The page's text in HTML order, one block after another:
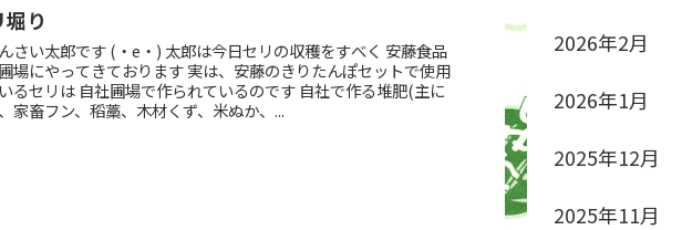
り
さい太郎です (・e・) 太郎は今日セリの収穫をすべく 安藤食品
場にやってきております 実は、安藤のきりたんぽセットで使用
るセリは 自社圃場で作られているのです 自社で作る堆肥(主に
家畜フン、稻藁、木材くず、米ぬか、...
2026年2月
2026年1月
2025年12月
2025年11月